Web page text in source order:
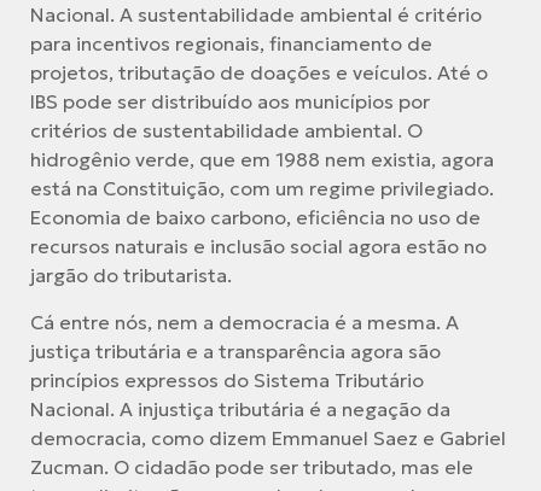
Nacional. A sustentabilidade ambiental é critério
para incentivos regionais, financiamento de
projetos, tributação de doações e veículos. Até o
IBS pode ser distribuído aos municípios por
critérios de sustentabilidade ambiental. O
hidrogênio verde, que em 1988 nem existia, agora
está na Constituição, com um regime privilegiado.
Economia de baixo carbono, eficiência no uso de
recursos naturais e inclusão social agora estão no
jargão do tributarista.
Cá entre nós, nem a democracia é a mesma. A
justiça tributária e a transparência agora são
princípios expressos do Sistema Tributário
Nacional. A injustiça tributária é a negação da
democracia, como dizem Emmanuel Saez e Gabriel
Zucman. O cidadão pode ser tributado, mas ele